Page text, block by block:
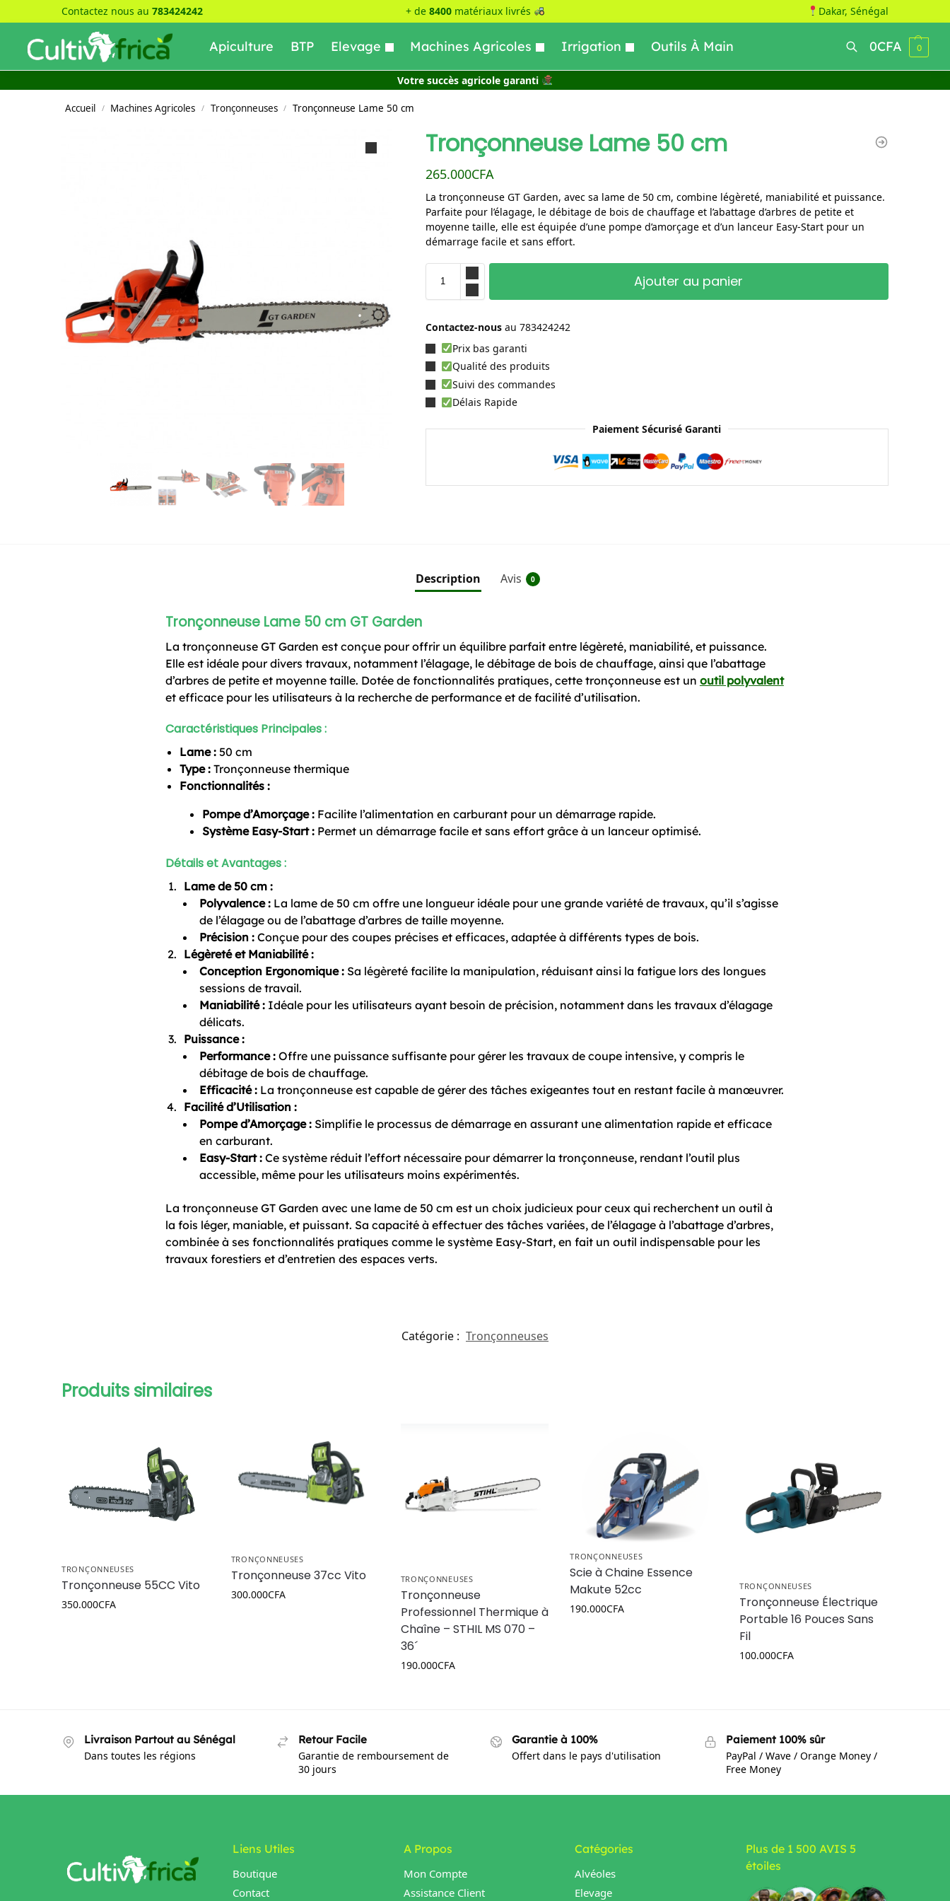
Contactez nous au 783424242 + de 8400matériaux livrés Dakar, Sénégal
Apiculture BTP Elevage Machines Agricoles Irrigation Outils À Main
Recherche
Recherche
0CFA 0
Votre succès agricole garanti
Accueil / Machines Agricoles / Tronçonneuses / Tronçonneuse Lame 50 cm
Tronçonneuse Lame 50 cm
265.000CFA
La tronçonneuse GT Garden, avec sa lame de 50 cm, combine légèreté, maniabilité et puissance.
Parfaite pour l’élagage, le débitage de bois de chauffage et l’abattage d’arbres de petite et
moyenne taille, elle est équipée d’une pompe d’amorçage et d’un lanceur Easy-Start pour un
démarrage facile et sans effort.
Ajouter au panier
Contactez-nous au 783424242
Prix bas garanti
Qualité des produits
Suivi des commandes
Délais Rapide
Paiement Sécurisé Garanti
Description Avis 0
Tronçonneuse Lame 50 cm GT Garden
La tronçonneuse GT Garden est conçue pour offrir un équilibre parfait entre légèreté, maniabilité, et puissance.
Elle est idéale pour divers travaux, notamment l’élagage, le débitage de bois de chauffage, ainsi que l’abattage
d’arbres de petite et moyenne taille. Dotée de fonctionnalités pratiques, cette tronçonneuse est un outil polyvalent
et efficace pour les utilisateurs à la recherche de performance et de facilité d’utilisation.
Caractéristiques Principales :
Lame :50 cm
Type :Tronçonneuse thermique
Fonctionnalités :
Pompe d’Amorçage :Facilite l’alimentation en carburant pour un démarrage rapide.
Système Easy-Start :Permet un démarrage facile et sans effort grâce à un lanceur optimisé.
Détails et Avantages :
Lame de 50 cm :
Polyvalence :La lame de 50 cm offre une longueur idéale pour une grande variété de travaux, qu’il s’agisse
de l’élagage ou de l’abattage d’arbres de taille moyenne.
Précision :Conçue pour des coupes précises et efficaces, adaptée à différents types de bois.
Légèreté et Maniabilité :
Conception Ergonomique :Sa légèreté facilite la manipulation, réduisant ainsi la fatigue lors des longues
sessions de travail.
Maniabilité :Idéale pour les utilisateurs ayant besoin de précision, notamment dans les travaux d’élagage
délicats.
Puissance :
Performance :Offre une puissance suffisante pour gérer les travaux de coupe intensive, y compris le
débitage de bois de chauffage.
Efficacité :La tronçonneuse est capable de gérer des tâches exigeantes tout en restant facile à manœuvrer.
Facilité d’Utilisation :
Pompe d’Amorçage :Simplifie le processus de démarrage en assurant une alimentation rapide et efficace
en carburant.
Easy-Start :Ce système réduit l’effort nécessaire pour démarrer la tronçonneuse, rendant l’outil plus
accessible, même pour les utilisateurs moins expérimentés.
La tronçonneuse GT Garden avec une lame de 50 cm est un choix judicieux pour ceux qui recherchent un outil à
la fois léger, maniable, et puissant. Sa capacité à effectuer des tâches variées, de l’élagage à l’abattage d’arbres,
combinée à ses fonctionnalités pratiques comme le système Easy-Start, en fait un outil indispensable pour les
travaux forestiers et d’entretien des espaces verts.
Catégorie : Tronçonneuses
Produits similaires
TRONÇONNEUSES
Tronçonneuse 55CC Vito
350.000CFA
TRONÇONNEUSES
Tronçonneuse 37cc Vito
300.000CFA
TRONÇONNEUSES
Tronçonneuse
Professionnel Thermique à
Chaîne – STHIL MS 070 –
36´
190.000CFA
TRONÇONNEUSES
Scie à Chaine Essence
Makute 52cc
190.000CFA
TRONÇONNEUSES
Tronçonneuse Électrique
Portable 16 Pouces Sans
Fil
100.000CFA
Livraison Partout au Sénégal
Dans toutes les régions
Retour Facile
Garantie de remboursement de
30 jours
Garantie à 100%
Offert dans le pays d'utilisation
Paiement 100% sûr
PayPal / Wave / Orange Money /
Free Money
Liens Utiles
Boutique
Contact
A Propos
Mon Compte
Assistance Client
Catégories
Alvéoles
Elevage
Plus de 1 500 AVIS 5
étoiles